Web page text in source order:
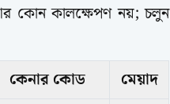
কোন কালক্ষেপণ নয়; চলুন
কেনার কোড
মেয়াদ